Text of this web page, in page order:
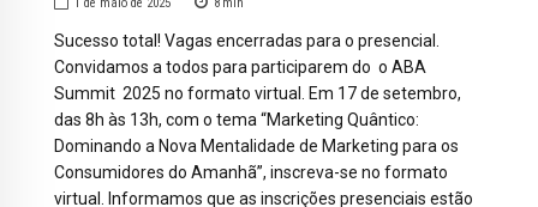
Sucesso total! Vagas encerradas para o presencial.
Convidamos a todos para participarem do o ABA
Summit 2025 no formato virtual. Em 17 de setembro,
das 8h às 13h, com o tema “Marketing Quântico:
Dominando a Nova Mentalidade de Marketing para os
Consumidores do Amanhã”, inscreva-se no formato
virtual. Informamos que as inscrições presenciais estão